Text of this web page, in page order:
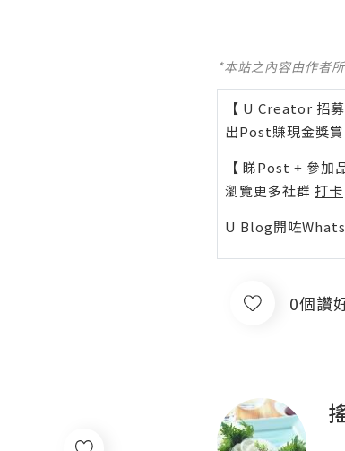
*本站之內容由作者
【 U Creator 招募
出Post賺現金獎
【 睇Post + 參加
瀏覽更多社群 打卡
U Blog開咗
0個讚